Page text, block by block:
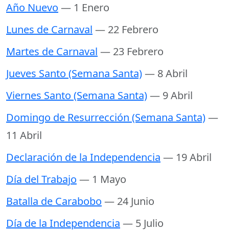
Año Nuevo — 1 Enero
Lunes de Carnaval — 22 Febrero
Martes de Carnaval — 23 Febrero
Jueves Santo (Semana Santa)— 8 Abril
Viernes Santo (Semana Santa)— 9 Abril
Domingo de Resurrección (Semana Santa)—
11 Abril
Declaración de la Independencia — 19 Abril
Día del Trabajo — 1 Mayo
Batalla de Carabobo — 24 Junio
Día de la Independencia — 5 Julio